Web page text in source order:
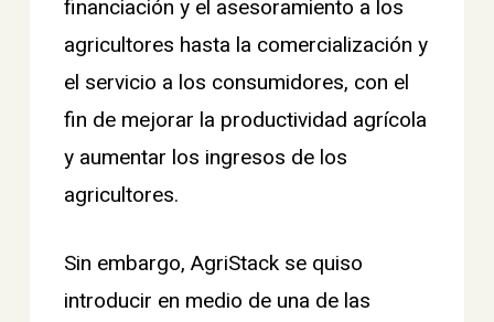
financiación y el asesoramiento a los
agricultores hasta la comercialización y
el servicio a los consumidores, con el
fin de mejorar la productividad agrícola
y aumentar los ingresos de los
agricultores.
Sin embargo,AgriStack se quiso
introducir en medio de una de las